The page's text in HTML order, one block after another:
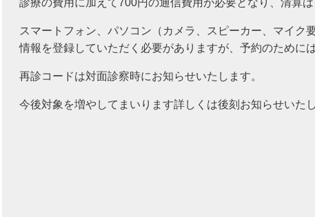
スマートフォン、パソコン（カメラ、スピーカー、マイク
情報を登録していただく必要がありますが、予約のために
再診コードは対面診察時にお知らせいたします。
今後対象を増やしてまいります詳しくは後刻お知らせいた